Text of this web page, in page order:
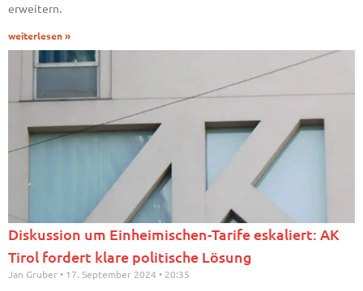
erweitern.
weiterlesen »
Diskussion um Einheimischen-Tarife eskaliert: AK
Tirol fordert klare politische Lösung
Jan Gruber 17. September 2024 20:35